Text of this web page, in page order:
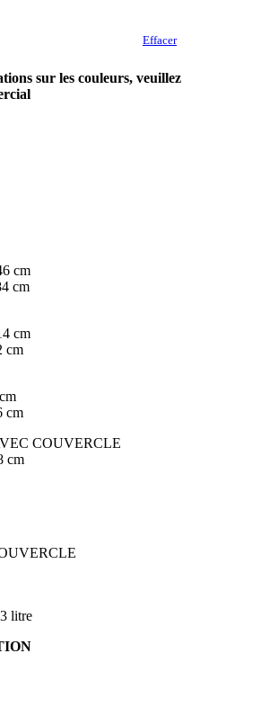
Effacer
sur les couleurs, veuillez
cm
cm
cm
cm
cm
COUVERCLE
cm
litre